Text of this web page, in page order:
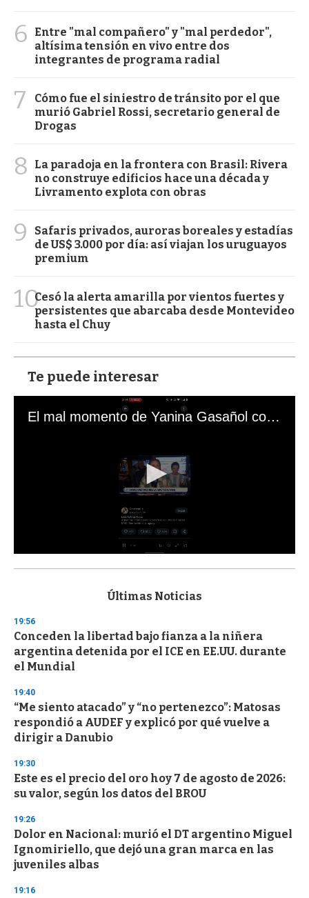
6
Entre "mal compañero" y "mal perdedor",
altísima tensión en vivo entre dos
integrantes de programa radial
7
Cómo fue el siniestro de tránsito por el que
murió Gabriel Rossi, secretario general de
Drogas
8
La paradoja en la frontera con Brasil: Rivera
no construye edificios hace una década y
Livramento explota con obras
9
Safaris privados, auroras boreales y estadías
de US$ 3.000 por día: así viajan los uruguayos
premium
10Cesó la alerta amarilla por vientos fuertes y
persistentes que abarcaba desde Montevideo
hasta el Chuy
Te puede interesar
El mal momento de Yanina Gasañol con un hincha argentino en "Subrayado"
s
d
s
o
f
3
s
e
o
n
s
Últimas Noticias
19:56
Conceden la libertad bajo fianza a la niñera
argentina detenida por el ICE en EE.UU. durante
el Mundial
19:40
“Me siento atacado” y “no pertenezco”: Matosas
respondió a AUDEF y explicó por qué vuelve a
dirigir a Danubio
19:30
Este es el precio del oro hoy 7 de agosto de 2026:
su valor, según los datos del BROU
19:26
Dolor en Nacional: murió el DT argentino Miguel
Ignomiriello, que dejó una gran marca en las
juveniles albas
19:16